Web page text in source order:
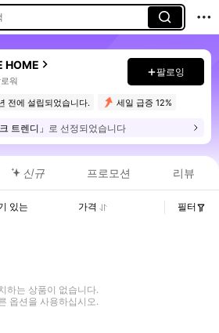
HOME
워
팔로잉
전에 설립되었습니다. 세일 급증 12%
트렌디」 로 선정되었습니다
신규 프로모션 리뷰
있는 가격 필터
하는 상품이 없습니다.
옵션을 사용하십시오.